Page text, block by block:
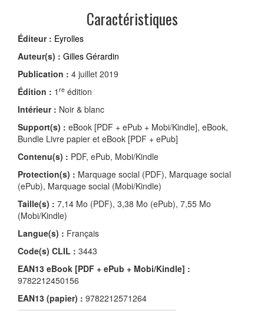
Caractéristiques
Éditeur : Eyrolles
Auteur(s) : Gilles Gérardin
Publication : 4 juillet 2019
Édition : 1 re édition
Intérieur : Noir & blanc
Support(s) : eBook [PDF + ePub + Mobi/Kindle], eBook,
Bundle Livre papier et eBook [PDF + ePub]
Contenu(s) : PDF, ePub, Mobi/Kindle
Protection(s) : Marquage social (PDF), Marquage social
(ePub), Marquage social (Mobi/Kindle)
Taille(s) : 7,14 Mo (PDF), 3,38 Mo (ePub), 7,55 Mo
(Mobi/Kindle)
Langue(s) : Français
Code(s) CLIL : 3443
EAN13 eBook [PDF + ePub + Mobi/Kindle] :
9782212450156
EAN13 (papier) : 9782212571264